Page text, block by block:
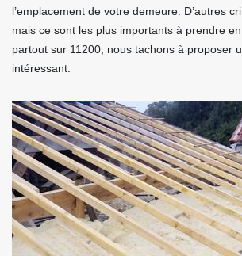
l’emplacement de votre demeure. D’autres
mais ce sont les plus importants à prendre
partout sur 11200, nous tachons à proposer
intéressant.